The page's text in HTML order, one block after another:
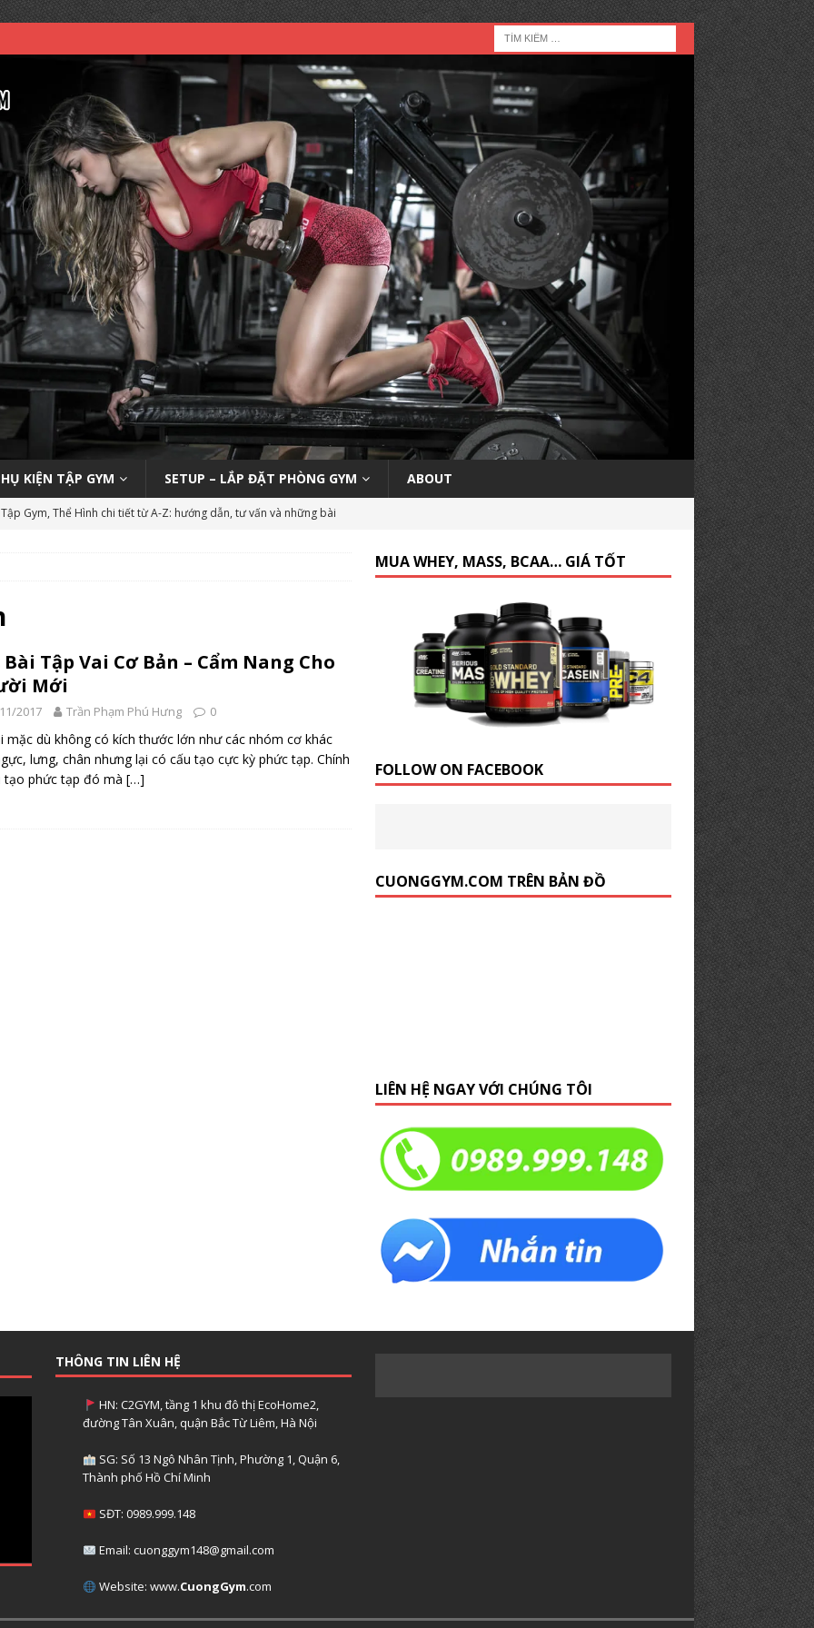
KIỆN TẬP GYM SETUP – LẮP ĐẶT PHÒNG GYM ABOUT
Gym, Thể Hình chi tiết từ A-Z: hướng dẫn, tư vấn và những bài
270 tại phòng gym | Nên hay không nên?
Gym Trên Toàn Quốc
dân: Thái Hòa Gym tại Nghệ An
thông: HC Fitness tại TP. Hải Dương
Bài Tập Vai Cơ Bản – Cẩm Nang Cho
Mới
2017 Trần Phạm Phú Hưng 0
mặc dù không có kích thước lớn như các nhóm cơ khác
lưng, chân nhưng lại có cấu tạo cực kỳ phức tạp. Chính
tạo phức tạp đó mà […]
MUA WHEY, MASS, BCAA… GIÁ TỐT
FOLLOW ON FACEBOOK
CUONGGYM.COM TRÊN BẢN ĐỒ
LIÊN HỆ NGAY VỚI CHÚNG TÔI
THÔNG TIN LIÊN HỆ
HN: C2GYM, tầng 1 khu đô thị EcoHome2,
đường Tân Xuân, quận Bắc Từ Liêm, Hà Nội
SG: Số 13 Ngô Nhân Tịnh, Phường 1, Quận 6,
Thành phố Hồ Chí Minh
SĐT: 0989.999.148
Email: cuonggym148@gmail.com
Website: www.CuongGym.com